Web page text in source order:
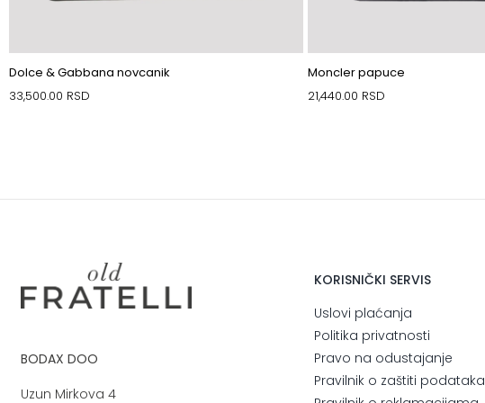
Dolce & Gabbana novcanik
33,500.00 RSD
Moncler papuce
21,440.00 RSD
BODAX DOO
Uzun Mirkova 4
KORISNIČKI SERVIS
Uslovi plaćanja
Politika privatnosti
Pravo na odustajanje
Pravilnik o zaštiti podataka